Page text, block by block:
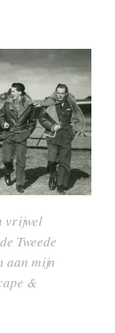
vrijwel
Tweede
aan mijn
&